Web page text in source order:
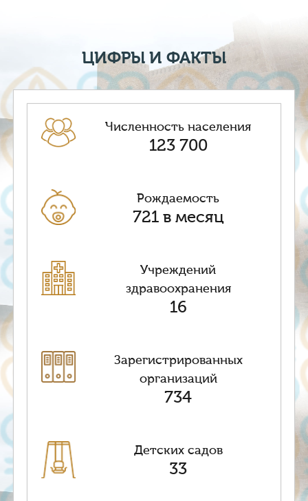
ЦИФРЫ И ФАКТЫ
Численность населения
123 700
Рождаемость
721 в месяц
Учреждений
здравоохранения
16
Зарегистрированных
организаций
734
Детских садов
33